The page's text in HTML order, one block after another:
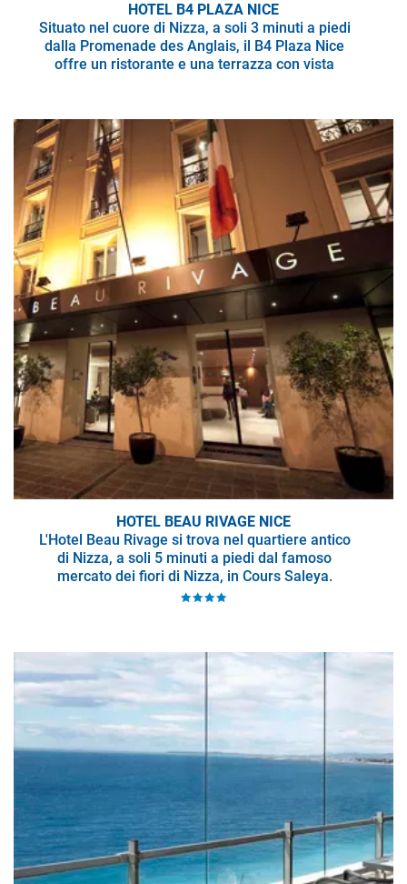
HOTEL B4 PLAZA NICE
Situato nel cuore di Nizza, a soli 3 minuti a piedi
dalla Promenade des Anglais, il B4 Plaza Nice
offre un ristorante e una terrazza con vista
HOTEL BEAU RIVAGE NICE
L'Hotel Beau Rivage si trova nel quartiere antico
di Nizza, a soli 5 minuti a piedi dal famoso
mercato dei fiori di Nizza, in Cours Saleya.